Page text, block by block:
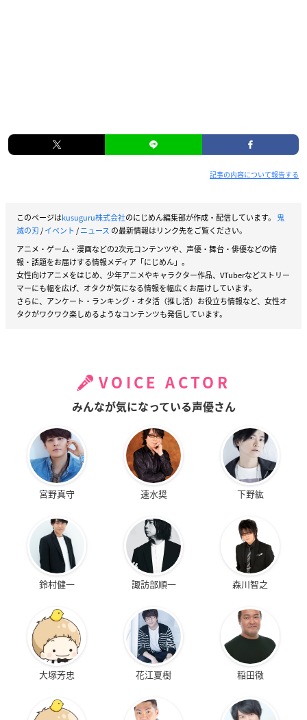
記事の内容について報告する
このページはkusuguru株式会社のにじめん編集部が作成・配信しています。 鬼
滅の刃/イベント /ニュース の最新情報はリンク先をご覧ください。
アニメ・ゲーム・漫画などの2次元コンテンツや、声優・舞台・俳優などの情
報・話題をお届けする情報メディア「にじめん」。
女性向けアニメをはじめ、少年アニメやキャラクター作品、VTuberなどストリー
マーにも幅を広げ、オタクが気になる情報を幅広くお届けしています。
さらに、アンケート・ランキング・オタ活（推し活）お役立ち情報など、女性オ
タクがワクワク楽しめるようなコンテンツも発信しています。
VOICE ACTOR
みんなが気になっている声優さん
宮野真守 速水奨 下野紘
鈴村健一 諏訪部順一 森川智之
大塚芳忠 花江夏樹 稲田徹